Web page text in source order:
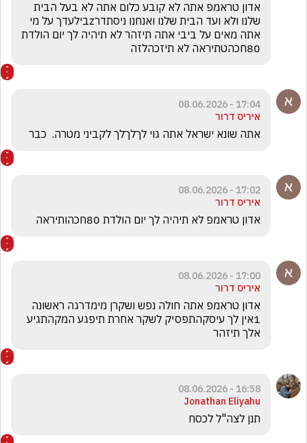
80חכהטתיראה לא תיזכהלזה
17:04 - 08.06.2026
איריס דרור
אתה שונא ישראל אתה גוי לךלךלך לקביני מטרה.  כבר
17:02 - 08.06.2026
איריס דרור
אדון טראמפ לא תיהיה לך יום הולדת 80חכהותיראה
17:00 - 08.06.2026
איריס דרור
אלך תיזהר
16:58 - 08.06.2026
Jonathan Eliyahu
תנן לצה"ל לכסח